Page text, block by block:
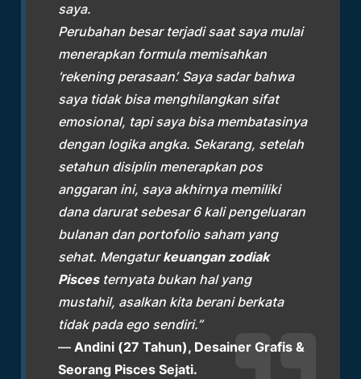
saya.
Perubahan besar terjadi saat saya mulai
menerapkan formula memisahkan
‘rekening perasaan’. Saya sadar bahwa
saya tidak bisa menghilangkan sifat
emosional, tapi saya bisa membatasinya
dengan logika angka. Sekarang, setelah
setahun disiplin menerapkan pos
anggaran ini, saya akhirnya memiliki
dana darurat sebesar 6 kali pengeluaran
bulanan dan portofolio saham yang
sehat. Mengaturkeuangan zodiak
Piscesternyata bukan hal yang
mustahil, asalkan kita berani berkata
tidak pada ego sendiri.”
—Andini (27 Tahun), Desainer Grafis &
Seorang Pisces Sejati.